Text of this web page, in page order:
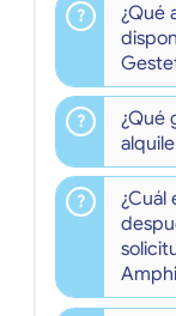
¿Qué
¿Qué
¿Cuál